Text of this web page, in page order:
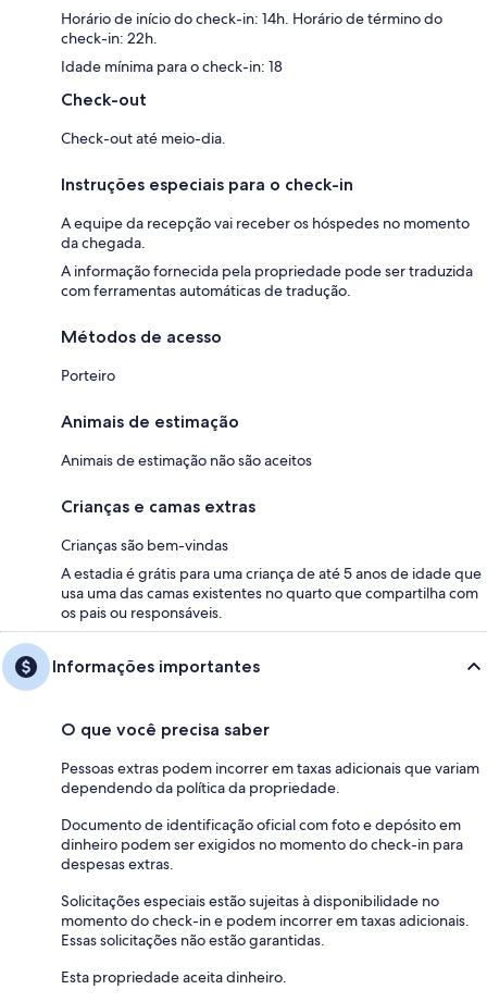
Horário de início do check-in: 14h. Horário de término do
check-in: 22h.
Idade mínima para o check-in: 18
Check-out
Check-out até meio-dia.
Instruções especiais para o check-in
A equipe da recepção vai receber os hóspedes no momento
da chegada.
A informação fornecida pela propriedade pode ser traduzida
com ferramentas automáticas de tradução.
Métodos de acesso
Porteiro
Animais de estimação
Animais de estimação não são aceitos
Crianças e camas extras
Crianças são bem-vindas
A estadia é grátis para uma criança de até 5 anos de idade que
usa uma das camas existentes no quarto que compartilha com
os pais ou responsáveis.
Informações importantes
O que você precisa saber
Pessoas extras podem incorrer em taxas adicionais que variam
dependendo da política da propriedade.
Documento de identificação oficial com foto e depósito em
dinheiro podem ser exigidos no momento do check-in para
despesas extras.
Solicitações especiais estão sujeitas à disponibilidade no
momento do check-in e podem incorrer em taxas adicionais.
Essas solicitações não estão garantidas.
Esta propriedade aceita dinheiro.